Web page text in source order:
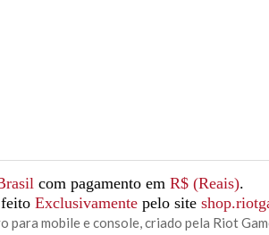
com pagamento em R$ (Reais).
Exclusivamente pelo site
mobile e console, criado pela Riot